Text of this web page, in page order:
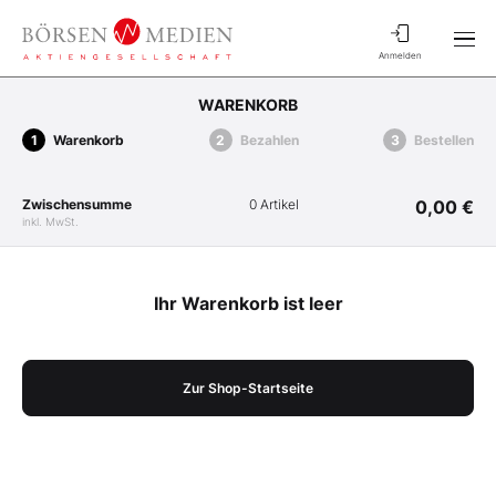
Anmelden
WARENKORB
Warenkorb Bezahlen Bestellen
Zwischensumme
inkl. MwSt.
0 Artikel 0,00 €
Ihr Warenkorb ist leer
Zur Shop-Startseite